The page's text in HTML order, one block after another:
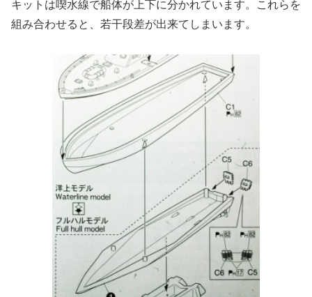
キットは喫水線で船体が上下に分かれています。これらを
組み合わせると、若干段差が出来てしまいます。